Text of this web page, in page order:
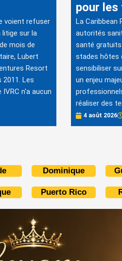
voient refuser
litige sur la
mois de
Lubert
Resort
2011. Les
n'a aucun
pour
La Caribbean
autorités
santé
stades hôtes
sensibiliser
un enjeu
réaliser des
4 août 2026
Dominique
Puerto Rico